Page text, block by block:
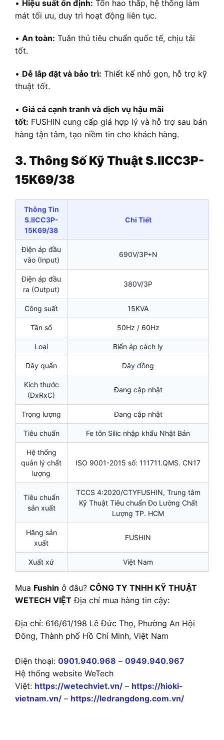
• Hiệu suất ổn định: Tổn hao thấp, hệ thống làm
mát tối ưu, duy trì hoạt động liên tục.
• An toàn: Tuân thủ tiêu chuẩn quốc tế, chịu tải
tốt.
• Dễ lắp đặt và bảo trì: Thiết kế nhỏ gọn, hỗ trợ kỹ
thuật tốt.
• Giá cả cạnh tranh và dịch vụ hậu mãi
tốt: FUSHIN cung cấp giá hợp lý và hỗ trợ sau bán
hàng tận tâm, tạo niềm tin cho khách hàng.
3. Thông Số Kỹ Thuật S.IICC3P-
15K69/38
Thông Tin
S.IICC3P-
15K69/38
Chi Tiết
Điện áp đầu
vào (Input)
690V/3P+N
Điện áp đầu
ra (Output)
380V/3P
Công suất 15KVA
Tần số 50Hz / 60Hz
Loại Biến áp cách ly
Dây quấn Dây đồng
Kích thước
(DxRxC)
Đang cập nhật
Trọng lượng Đang cập nhật
Tiêu chuẩn Fe tôn Silic nhập khẩu Nhật Bản
Hệ thống
quản lý chất
lượng
ISO 9001-2015 số: 111711.QMS. CN17
Tiêu chuẩn
sản xuất
TCCS 4:2020/CTYFUSHIN, Trung tâm
Kỹ Thuật Tiêu chuẩn Đo Lường Chất
Lượng TP. HCM
Hãng sản
xuất
FUSHIN
Xuất xứ Việt Nam
Mua Fushin ở đâu? CÔNG TY TNHH KỸ THUẬT
WETECH VIỆT Địa chỉ mua hàng tin cậy:
Địa chỉ: 616/61/198 Lê Đức Thọ, Phường An Hội
Đông, Thành phố Hồ Chí Minh, Việt Nam
Điện thoại: 0901.940.968 – 0949.940.967
Hệ thống website WeTech
Việt: https://wetechviet.vn/ – https://hioki-
vietnam.vn/ – https://ledrangdong.com.vn/